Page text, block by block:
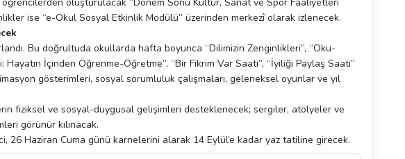
oluşturulacak “Dönem Sonu Kültür, Sanat ve Spor Faaliyetleri
ise “e-Okul Sosyal Etkinlik Modülü” üzerinden merkezî olarak izlenecek.
Bu doğrultuda okullarda hafta boyunca “Dilimizin Zenginlikleri”, “Oku-
Hayatın İçinden Öğrenme-Öğretme”, “Bir Fikrim Var Saati”, “İyiliği Paylaş Saati”
gösterimleri, sosyal sorumluluk çalışmaları, geleneksel oyunlar ve yıl
fiziksel ve sosyal-duygusal gelişimleri desteklenecek; sergiler, atölyeler ve
görünür kılınacak.
26 Haziran Cuma günü karnelerini alarak 14 Eylül’e kadar yaz tatiline girecek.